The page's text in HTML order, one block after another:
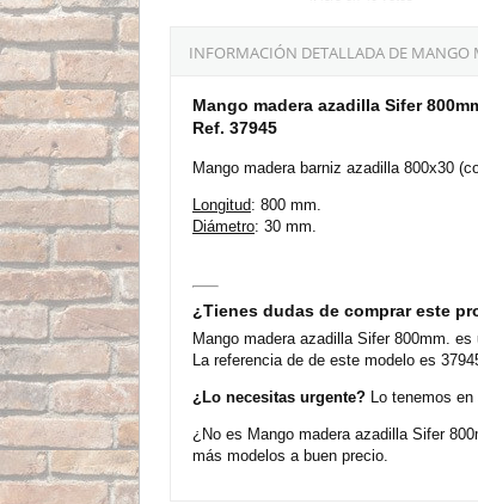
INFORMACIÓN DETALLADA DE MANGO
Mango madera azadilla Sifer
Ref. 37945
Mango madera barniz azadilla 800x30
Longitud: 800 mm.
Diámetro: 30 mm.
¿Tienes dudas de comprar este
Mango madera azadilla Sifer 800mm.
La referencia de de este modelo es
¿Lo necesitas urgente? Lo tenemos
¿No es Mango madera azadilla Sifer
más modelos a buen precio.